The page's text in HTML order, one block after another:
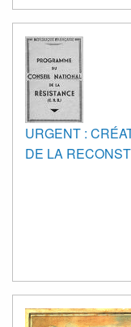
URGENT :
DE LA